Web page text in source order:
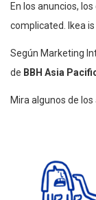
En los anuncios,
complicated. Ikea
Según Marketing
de BBH Asia
Mira algunos de